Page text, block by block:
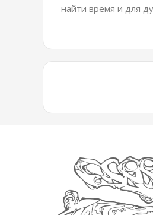
найти время и для